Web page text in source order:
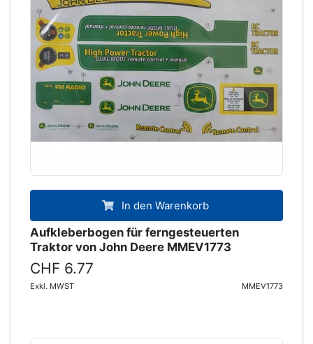
In den Warenkorb
Aufkleberbogen für ferngesteuerten
Traktor von John Deere MMEV1773
CHF 6.77
Exkl. MWST MMEV1773